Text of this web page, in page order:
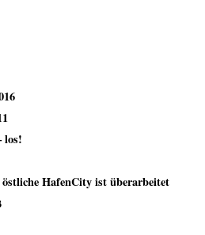
los!
HafenCity ist überarbeitet